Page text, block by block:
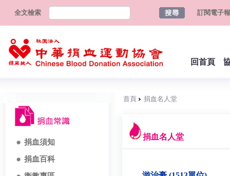
全文檢索 訂閱電子報
回首頁
捐血須知
捐血百科
首頁 捐血名人堂
捐血名人堂